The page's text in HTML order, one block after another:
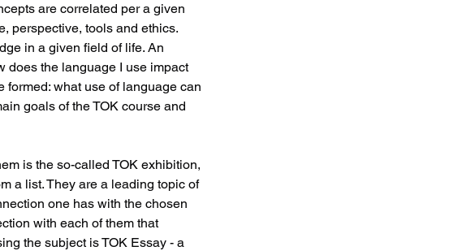
are correlated per a given
perspective, tools and ethics.
in a given field of life. An
does the language I use impact
what use of language can
goals of the TOK course and
is the so-called TOK exhibition,
a list. They are a leading topic of
one has with the chosen
with each of them that
the subject is TOK Essay - a